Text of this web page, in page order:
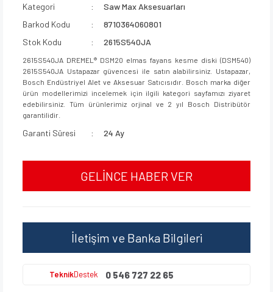
Kategori
Saw Max Aksesuarları
Barkod Kodu
8710364060801
Stok Kodu
2615S540JA
2615S540JA DREMEL® DSM20 elmas fayans kesme diski (DSM540)
2615S540JA Ustapazar güvencesi ile satın alabilirsiniz. Ustapazar,
Bosch Endüstriyel Alet ve Aksesuar Satıcısıdır. Bosch marka diğer
ürün modellerimizi incelemek için ilgili kategori sayfamızı ziyaret
edebilirsiniz. Tüm ürünlerimiz orjinal ve 2 yıl Bosch Distribütör
garantilidir.
Garanti Süresi 24 Ay
GELİNCE HABER VER
İletişim ve Banka Bilgileri
TeknikDestek 0 546 727 22 65